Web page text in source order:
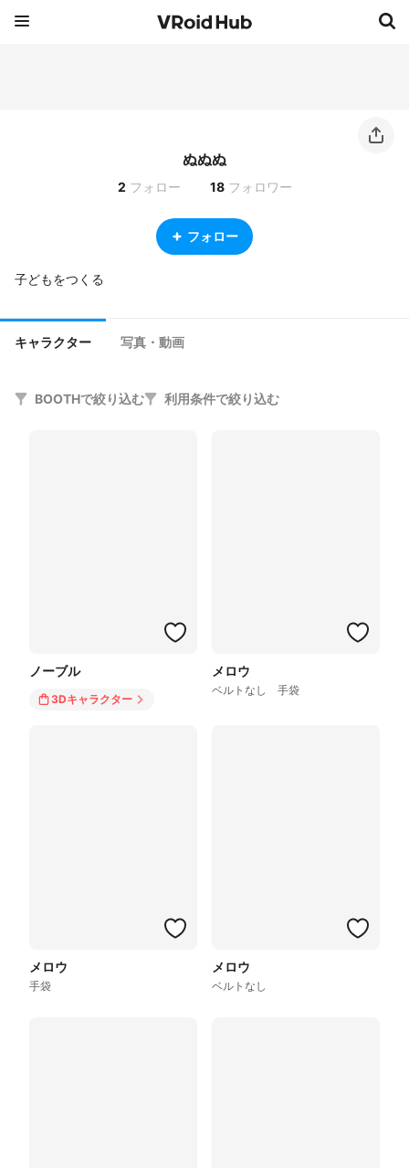
ぬぬぬ
2 フォロー 18 フォロワー
フォロー
子どもをつくる
キャラクター 写真・動画
BOOTHで絞り込む 利用条件で絞り込む
ノーブル
3Dキャラクター
メロウ
ベルトなし 手袋
メロウ
手袋
メロウ
ベルトなし